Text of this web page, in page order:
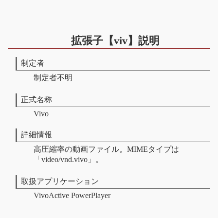
拡張子【viv】説明
制定者
制定者不明
正式名称
Vivo
詳細情報
高圧縮率の動画ファイル。MIMEタイプは
「video/vnd.vivo」。
取扱アプリケーション
VivoActive PowerPlayer